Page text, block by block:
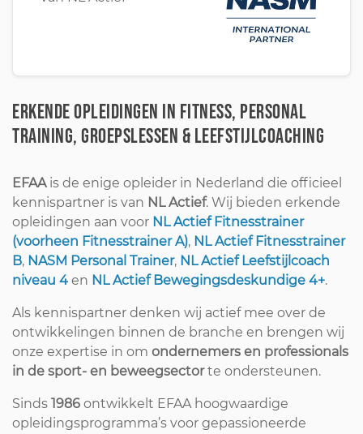
Erkende opleidingen in Fitness, Personal
Training, Groepslessen & Leefstijlcoaching
EFAAis de enige opleider in Nederland die officieel
kennispartner is van NL Actief. Wij bieden erkende
opleidingen aan voor NL Actief Fitnesstrainer
(voorheen Fitnesstrainer A), NL Actief Fitnesstrainer
B, NASM Personal Trainer, NL Actief Leefstijlcoach
niveau 4 en NL Actief Bewegingsdeskundige 4+.
Als kennispartner denken wij actief mee over de
ontwikkelingen binnen de branche en brengen wij
onze expertise in om ondernemers en professionals
in de sport- en beweegsectorte ondersteunen.
Sinds 1986 ontwikkelt EFAA hoogwaardige
opleidingsprogramma’s voor gepassioneerde